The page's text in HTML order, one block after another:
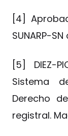
[4]
SUNARP-
[5] DIEZ-
Sistema
Derecho
registral.